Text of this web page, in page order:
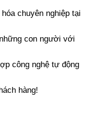
chuyên nghiệp tại
con người với
công nghệ tự động
hàng!